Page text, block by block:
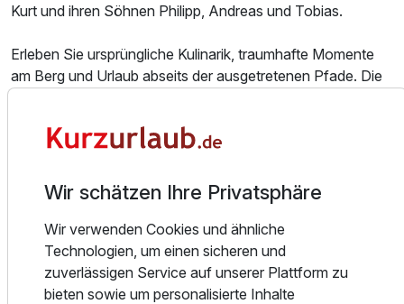
Für 4 Tage p.P. ab550,00 €
Doppelzimmer Panorama
Kurt und ihren Söhnen Philipp, Andreas und Tobias.
Erleben Sie ursprüngliche Kulinarik, traumhafte Momente
am Berg und Urlaub abseits der ausgetretenen Pfade. Die
oder einfach mal Relaxen - bei uns finden Sie das
Wir freuen uns mit Ihnen Ihre entspannten und
unvergesslichen Urlaubstage mit Ihnen teilen zu dürfen.
Bis bald im Hotel Waldfrieden!
Familie Stocker
Wir schätzen Ihre Privatsphäre
Wir verwenden Cookies und ähnliche
Technologien, um einen sicheren und
zuverlässigen Service auf unserer Plattform zu
bieten sowie um personalisierte Inhalte